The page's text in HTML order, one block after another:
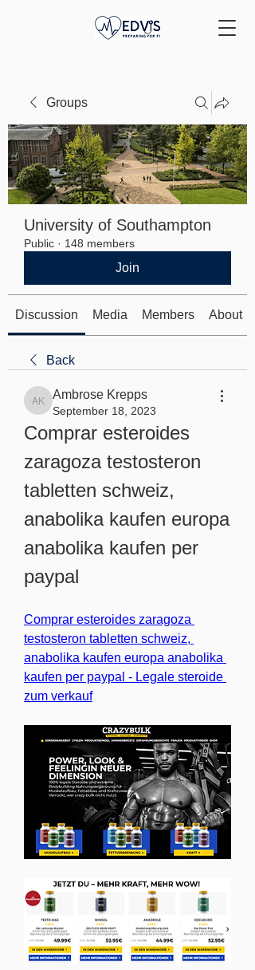
Groups
University of Southampton
Public · 148 members
Join
Discussion Media Members About
Back
Ambrose Krepps
Ambrose Krepps
September 18, 2023
Comprar esteroides
zaragoza testosteron
tabletten schweiz,
anabolika kaufen europa
anabolika kaufen per
paypal
Comprar esteroides zaragoza
testosteron tabletten schweiz,
anabolika kaufen europa anabolika
kaufen per paypal - Legale steroide
zum verkauf